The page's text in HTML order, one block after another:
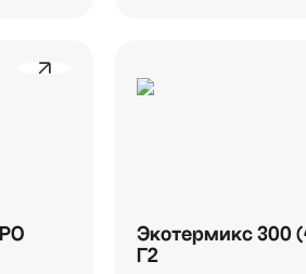
Экотермикс 300
Г2